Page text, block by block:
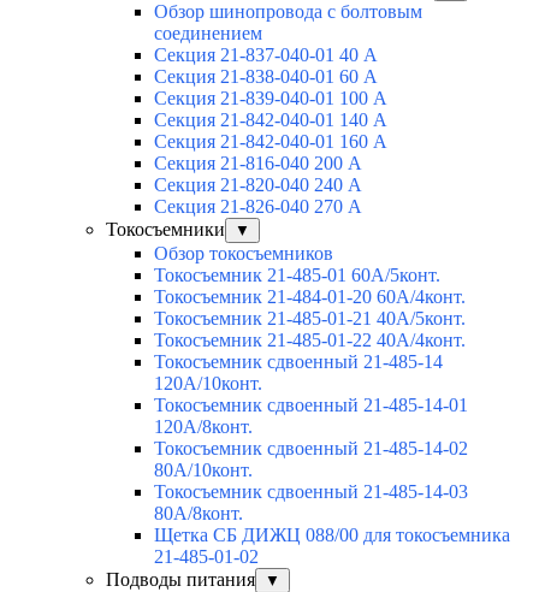
Обзор шинопровода с болтовым
соединением
Секция 21-837-040-01 40 А
Секция 21-838-040-01 60 А
Секция 21-839-040-01 100 А
Секция 21-842-040-01 140 А
Секция 21-842-040-01 160 А
Секция 21-816-040 200 А
Секция 21-820-040 240 А
Секция 21-826-040 270 А
Токосъемники
▼
Обзор токосъемников
Токосъемник 21-485-01 60А/5конт.
Токосъемник 21-484-01-20 60А/4конт.
Токосъемник 21-485-01-21 40А/5конт.
Токосъемник 21-485-01-22 40А/4конт.
Токосъемник сдвоенный 21-485-14
120А/10конт.
Токосъемник сдвоенный 21-485-14-01
120А/8конт.
Токосъемник сдвоенный 21-485-14-02
80А/10конт.
Токосъемник сдвоенный 21-485-14-03
80А/8конт.
Щетка СБ ДИЖЦ 088/00 для токосъемника
21-485-01-02
Подводы питания
▼